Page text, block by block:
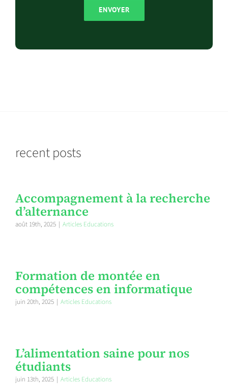
ENVOYER
recent posts
Accompagnement à la recherche
d’alternance
août 19th, 2025 | Articles Educations
Formation de montée en
compétences en informatique
juin 20th, 2025 | Articles Educations
L’alimentation saine pour nos
étudiants
juin 13th, 2025 | Articles Educations